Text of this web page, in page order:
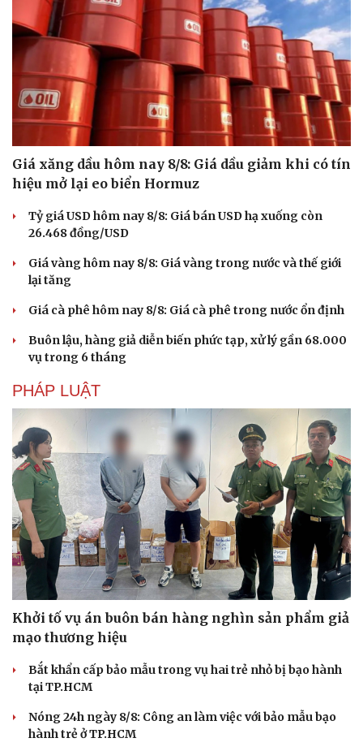
Văn hóa
Giá xăng dầu hôm nay 8/8: Giá dầu giảm khi có tín
hiệu mở lại eo biển Hormuz
Tỷ giá USD hôm nay 8/8: Giá bán USD hạ xuống còn
26.468 đồng/USD
Giá vàng hôm nay 8/8: Giá vàng trong nước và thế giới
lại tăng
Giá cà phê hôm nay 8/8: Giá cà phê trong nước ổn định
Buôn lậu, hàng giả diễn biến phức tạp, xử lý gần 68.000
vụ trong 6 tháng
PHÁP LUẬT
Khởi tố vụ án buôn bán hàng nghìn sản phẩm giả
mạo thương hiệu
Bắt khẩn cấp bảo mẫu trong vụ hai trẻ nhỏ bị bạo hành
tại TP.HCM
Nóng 24h ngày 8/8: Công an làm việc với bảo mẫu bạo
hành trẻ ở TP.HCM